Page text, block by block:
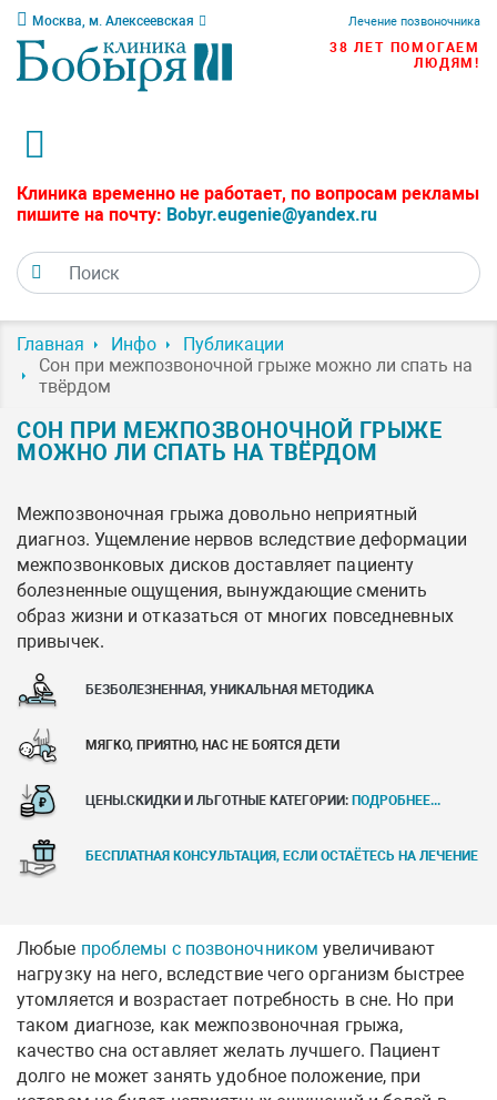
Москва, м. Алексеевская Лечение позвоночника
38 ЛЕТ ПОМОГАЕМ
ЛЮДЯМ!
Клиника временно не работает, по вопросам рекламы
пишите на почту: Bobyr.eugenie@yandex.ru
Главная Инфо
Публикации
Сон при межпозвоночной грыже можно ли спать на
твёрдом
СОН ПРИ МЕЖПОЗВОНОЧНОЙ ГРЫЖЕ
МОЖНО ЛИ СПАТЬ НА ТВЁРДОМ
Межпозвоночная грыжа довольно неприятный
диагноз. Ущемление нервов вследствие деформации
межпозвонковых дисков доставляет пациенту
болезненные ощущения, вынуждающие сменить
образ жизни и отказаться от многих повседневных
привычек.
БЕЗБОЛЕЗНЕННАЯ, УНИКАЛЬНАЯ МЕТОДИКА
МЯГКО, ПРИЯТНО, НАС НЕ БОЯТСЯ ДЕТИ
ЦЕНЫ.СКИДКИ И ЛЬГОТНЫЕ КАТЕГОРИИ: ПОДРОБНЕЕ...
БЕСПЛАТНАЯ КОНСУЛЬТАЦИЯ, ЕСЛИ ОСТАЁТЕСЬ НА ЛЕЧЕНИЕ
Любые проблемы с позвоночником увеличивают
нагрузку на него, вследствие чего организм быстрее
утомляется и возрастает потребность в сне. Но при
таком диагнозе, как межпозвоночная грыжа,
качество сна оставляет желать лучшего. Пациент
долго не может занять удобное положение, при